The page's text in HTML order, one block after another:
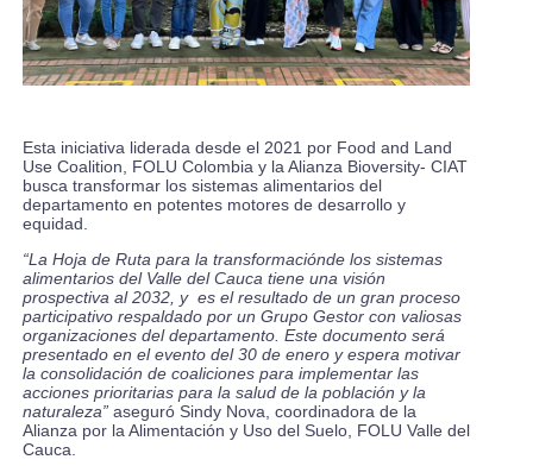
Esta iniciativa liderada desde el 2021 por Food and Land
Use Coalition, FOLU Colombia y la Alianza Bioversity- CIAT
busca transformar los sistemas alimentarios del
departamento en potentes motores de desarrollo y
equidad.
“La Hoja de Ruta para la transformaciónde los sistemas
alimentarios del Valle del Cauca tiene una visión
prospectiva al 2032, y es el resultado de un gran proceso
participativo respaldado por un Grupo Gestor con valiosas
organizaciones del departamento. Este documento será
presentado en el evento del 30 de enero y espera motivar
la consolidación de coaliciones para implementar las
acciones prioritarias para la salud de la población y la
naturaleza”aseguró Sindy Nova, coordinadora de la
Alianza por la Alimentación y Uso del Suelo, FOLU Valle del
Cauca.